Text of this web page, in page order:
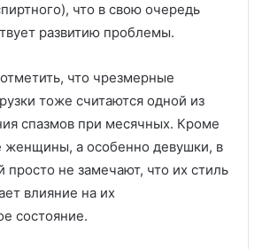
что в свою очередь
развитию проблемы.
что чрезмерные
тоже считаются одной из
спазмов при месячных. Кроме
женщины, а особенно девушки, в
просто не замечают, что их стиль
влияние на их
состояние.